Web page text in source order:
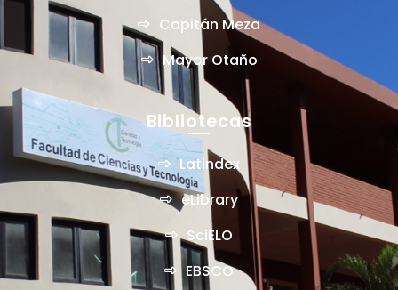
Capitán Meza
Mayor Otaño
Bibliotecas
Latindex
eLibrary
SciELO
EBSCO